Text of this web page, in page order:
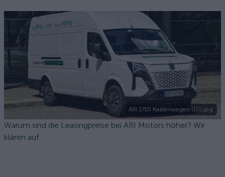
ARI 1710 Kastenwagen (10).jpg
Warum sind die Leasingpreise bei ARI Motors höher? Wir
klären auf